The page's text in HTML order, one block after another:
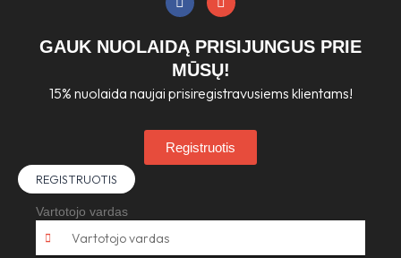
a
e
b
o
o
k
n
t
a
g
r
a
GAUK NUOLAIDĄ PRISIJUNGUS PRIE
MŪSŲ!
15% nuolaida naujai prisiregistravusiems klientams!
Registruotis
REGISTRUOTIS
Vartotojo vardas